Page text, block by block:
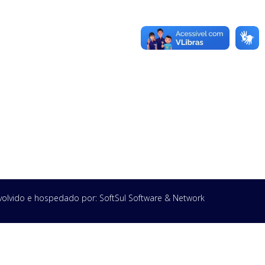
e hospedado por: SoftSul Software & Network